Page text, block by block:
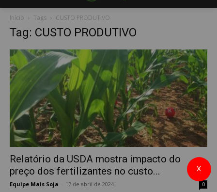
Início Tags CUSTO PRODUTIVO
Tag: CUSTO PRODUTIVO
Relatório da USDA mostra impacto do
preço dos fertilizantes no custo...
Equipe Mais Soja 17 de abril de 2024 0
X